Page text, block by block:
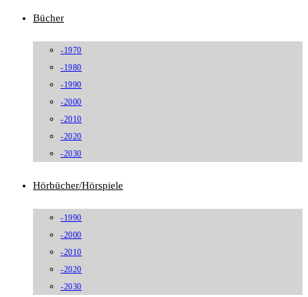
Bücher
-1970
-1980
-1990
-2000
-2010
-2020
-2030
Hörbücher/Hörspiele
-1990
-2000
-2010
-2020
-2030